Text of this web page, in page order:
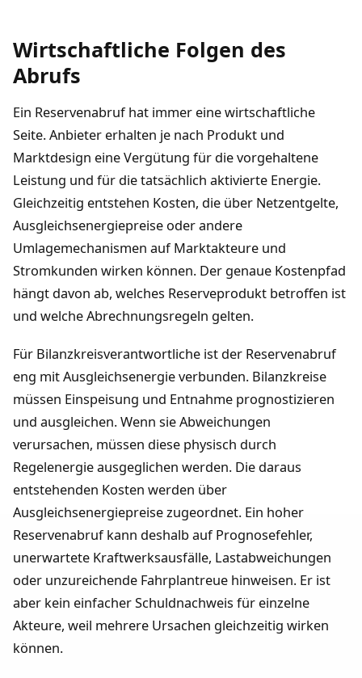
Wirtschaftliche Folgen des
Abrufs
Ein Reservenabruf hat immer eine wirtschaftliche
Seite. Anbieter erhalten je nach Produkt und
Marktdesign eine Vergütung für die vorgehaltene
Leistung und für die tatsächlich aktivierte Energie.
Gleichzeitig entstehen Kosten, die über Netzentgelte,
Ausgleichsenergiepreise oder andere
Umlagemechanismen auf Marktakteure und
Stromkunden wirken können. Der genaue Kostenpfad
hängt davon ab, welches Reserveprodukt betroffen ist
und welche Abrechnungsregeln gelten.
Für Bilanzkreisverantwortliche ist der Reservenabruf
eng mit Ausgleichsenergie verbunden. Bilanzkreise
müssen Einspeisung und Entnahme prognostizieren
und ausgleichen. Wenn sie Abweichungen
verursachen, müssen diese physisch durch
Regelenergie ausgeglichen werden. Die daraus
entstehenden Kosten werden über
Ausgleichsenergiepreise zugeordnet. Ein hoher
Reservenabruf kann deshalb auf Prognosefehler,
unerwartete Kraftwerksausfälle, Lastabweichungen
oder unzureichende Fahrplantreue hinweisen. Er ist
aber kein einfacher Schuldnachweis für einzelne
Akteure, weil mehrere Ursachen gleichzeitig wirken
können.